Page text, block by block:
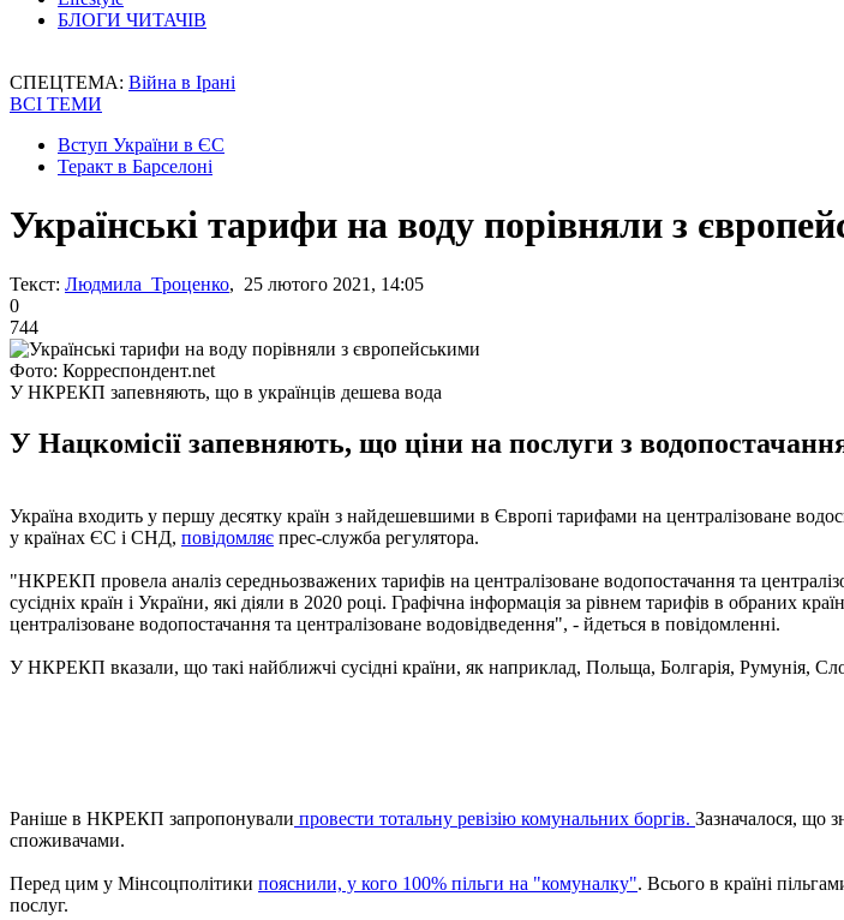
БЛОГИ ЧИТАЧІВ
СПЕЦТЕМА: Війна в Ірані
ВСІ ТЕМИ
Вступ України в ЄС
Теракт в Барселоні
Українські тарифи на воду порівняли з
Текст: Людмила Троценко, 25 лютого 2021, 14:05
0
744
Фото: Корреспондент.net
У НКРЕКП запевняють, що в українців дешева вода
У Нацкомісії запевняють, що ціни на послуги з
Україна входить у першу десятку країн з найдешевшими в Європі тарифами на централізоване
у країнах ЄС і СНД, повідомляє прес-служба регулятора.
"НКРЕКП провела аналіз середньозважених тарифів на централізоване водопостачання та
сусідніх країн і України, які діяли в 2020 році. Графічна інформація за рівнем тарифів в обраних
централізоване водопостачання та централізоване водовідведення", - йдеться в повідомленні.
У НКРЕКП вказали, що такі найближчі сусідні країни, як наприклад, Польща, Болгарія, Румунія,
Раніше в НКРЕКП запропонували провести тотальну ревізію комунальних боргів. Зазначалося, що
споживачами.
Перед цим у Мінсоцполітики пояснили, у кого 100% пільги на "комуналку". Всього в країні
послуг.